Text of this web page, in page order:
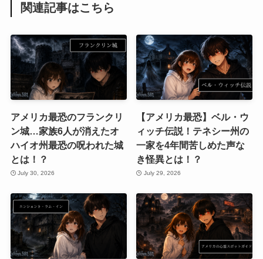
関連記事はこちら
アメリカ最恐のフランクリ
ン城…家族6人が消えたオ
ハイオ州最恐の呪われた城
とは！？
July 30, 2026
【アメリカ最恐】ベル・ウ
ィッチ伝説！テネシー州の
一家を4年間苦しめた声な
き怪異とは！？
July 29, 2026